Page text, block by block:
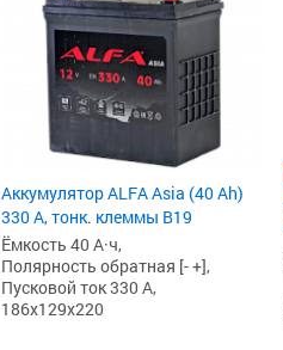
Аккумулятор ALFA Asia (40 Ah)
330 А, тонк. клеммы B19
Ёмкость 40 А·ч,
Полярность обратная [- +],
Пусковой ток 330 А,
186x129x220